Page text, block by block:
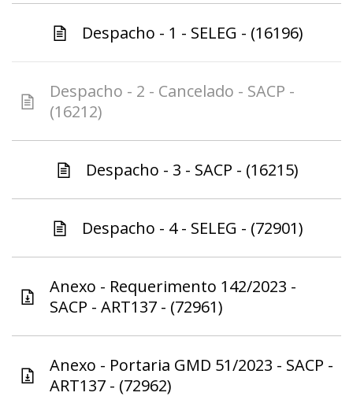
Despacho - 1 - SELEG - (16196)
Despacho - 2 - Cancelado - SACP -
(16212)
Despacho - 3 - SACP - (16215)
Despacho - 4 - SELEG - (72901)
Anexo - Requerimento 142/2023 -
SACP - ART137 - (72961)
Anexo - Portaria GMD 51/2023 - SACP -
ART137 - (72962)